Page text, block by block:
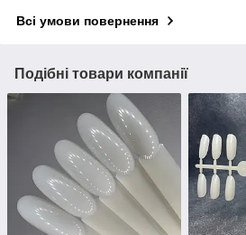
Всі умови повернення
Подібні товари компанії